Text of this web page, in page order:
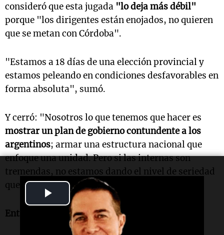
Play
Video
consideró que esta jugada "lo deja más débil"
porque "los dirigentes están enojados, no quieren
que se metan con Córdoba".
"Estamos a 18 días de una elección provincial y
estamos peleando en condiciones desfavorables en
forma absoluta", sumó.
Y cerró: "Nosotros lo que tenemos que hacer es
mostrar un plan de gobierno contundente a los
argentinos; armar una estructura nacional que
enfoque una unidad. Pero si las internas son
tremendas, no estamos dando el nivel de seriedad
que requiere hoy Argentina".
Entrevista de "Informados, al Regreso"